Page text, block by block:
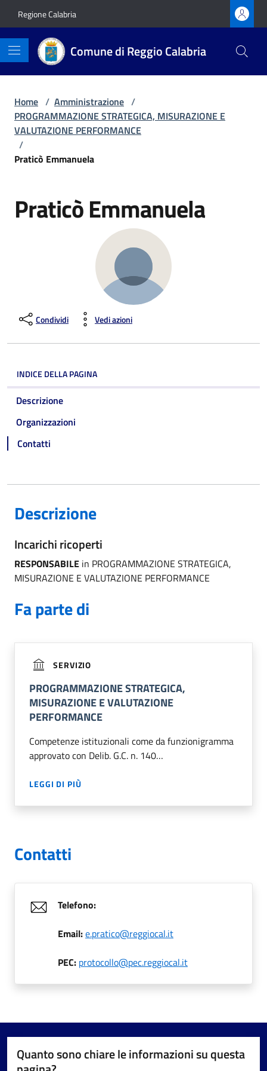
Regione Calabria
Comune di Reggio Calabria
Home / Amministrazione /
PROGRAMMAZIONE STRATEGICA, MISURAZIONE E
VALUTAZIONE PERFORMANCE
/
Praticò Emmanuela
Praticò Emmanuela
Condividi Vedi azioni
INDICE DELLA PAGINA
Descrizione
Organizzazioni
Contatti
Descrizione
Incarichi ricoperti
RESPONSABILE in PROGRAMMAZIONE STRATEGICA,
MISURAZIONE E VALUTAZIONE PERFORMANCE
Fa parte di
SERVIZIO
PROGRAMMAZIONE STRATEGICA,
MISURAZIONE E VALUTAZIONE
PERFORMANCE
Competenze istituzionali come da funzionigramma
approvato con Delib. G.C. n. 140…
LEGGI DI PIÙ
Contatti
Telefono:
Email:e.pratico@reggiocal.it
PEC: protocollo@pec.reggiocal.it
Quanto sono chiare le informazioni su questa